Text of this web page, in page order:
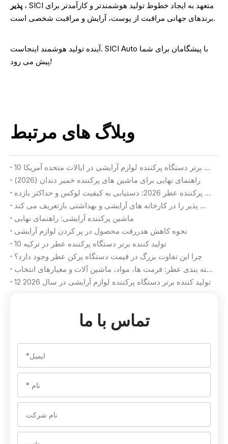
، SICI متعهد به ایجاد خطوط تولید هوشمندتر و کارآمدتر برای
برندهای جهانی مراقبت از پوست، آرایش و مراقبت شخصی است.
آینده تولید هوشمند اینجاست. SICI Auto با پیشگامان برای شما
پیش می رود!
وبلاگ های مرتبط
10 تولید کننده برتر دستگاه پرکننده لوازم آرایشی در ایالات متحده آمریکا
راهنمای نهایی برای ماشین های پرکننده خمیر دندان (2026)
راهنمای انتخاب دستگاه پرکننده عطر 2026: دستیابی به کیفیت لوکس و حداکثر بازده
چگونه هوش مصنوعی تجسم یافته تولید انعطاف پذیر را در کارخانه های آرایشی و بهداشتی بازتعریف می کند
ماشین پرکننده آرایشی: راهنمای نهایی
نحوه کاهش هدررفت محصول در پر کردن لوازم آرایشی
10 تولید کننده برتر دستگاه پرکننده عطر در ترکیه
چرا این تفاوت بزرگ در قیمت دستگاه پرکن عطر وجود دارد؟
بسته بندی عطر: فرمت ها، مواد، ماشین آلات و معیارهای انتخاب
12 تولید کننده برتر دستگاه پرکننده لوازم آرایشی در سال 2026
تماس با ما